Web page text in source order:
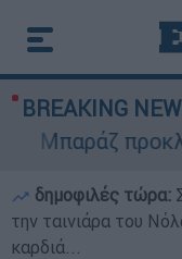
BREAKING
Μπαράζ
δημοφιλές τώρα:
την ταινιάρα του
καρδιά...